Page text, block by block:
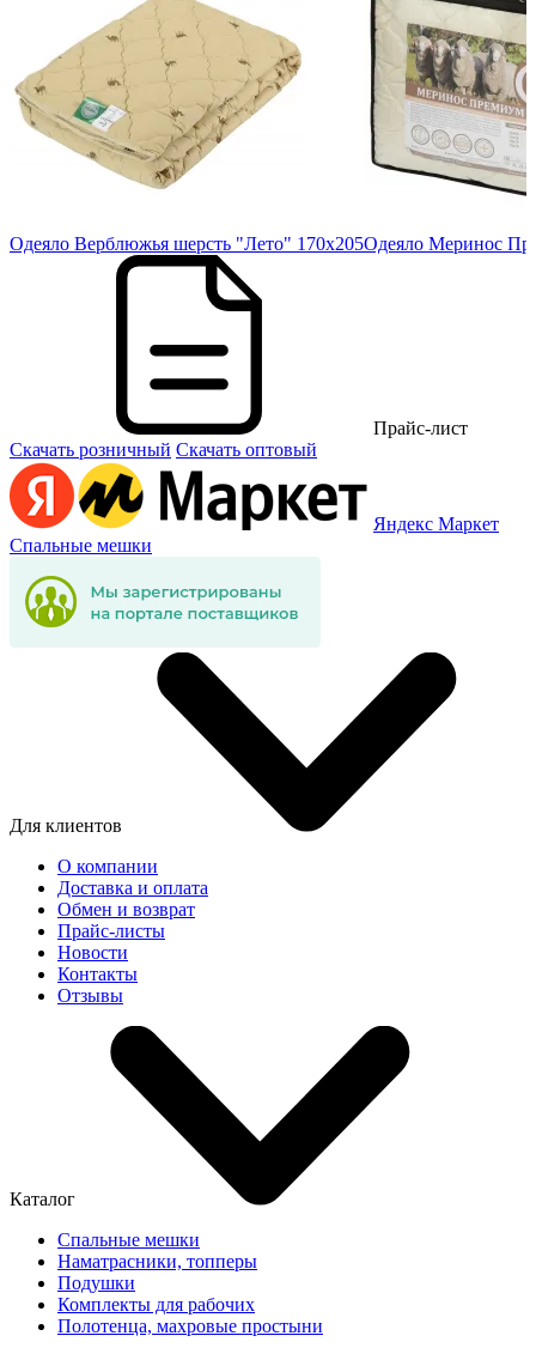
Одеяло Верблюжья шерсть "Лето" 170х205Одеяло Меринос
Прайс-лист
Скачать розничный Скачать оптовый
Яндекс Маркет
Спальные мешки
Для клиентов
О компании
Доставка и оплата
Обмен и возврат
Прайс-листы
Новости
Контакты
Отзывы
Каталог
Спальные мешки
Наматрасники, топперы
Подушки
Комплекты для рабочих
Полотенца, махровые простыни